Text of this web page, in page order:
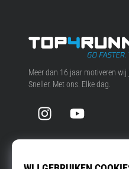
Top4Running.nl
Meer dan 16 jaar motiveren
Sneller. Met ons. Elke dag.
InstagramYouTube